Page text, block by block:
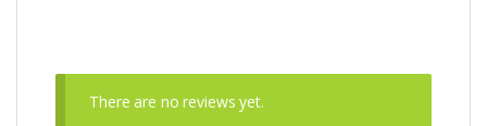
There are no reviews yet.